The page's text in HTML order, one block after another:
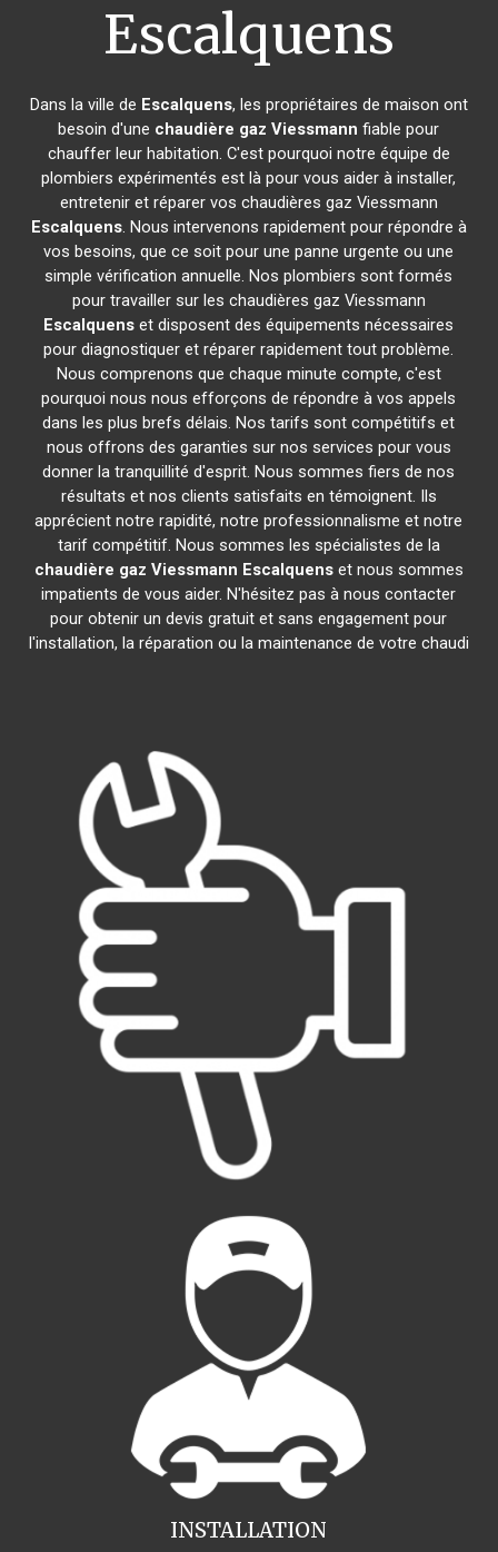
Escalquens
Dans la ville de Escalquens, les propriétaires de maison ont
besoin d'une chaudière gaz Viessmann fiable pour
chauffer leur habitation. C'est pourquoi notre équipe de
plombiers expérimentés est là pour vous aider à installer,
entretenir et réparer vos chaudières gaz Viessmann
Escalquens. Nous intervenons rapidement pour répondre à
vos besoins, que ce soit pour une panne urgente ou une
simple vérification annuelle. Nos plombiers sont formés
pour travailler sur les chaudières gaz Viessmann
Escalquens et disposent des équipements nécessaires
pour diagnostiquer et réparer rapidement tout problème.
Nous comprenons que chaque minute compte, c'est
pourquoi nous nous efforçons de répondre à vos appels
dans les plus brefs délais. Nos tarifs sont compétitifs et
nous offrons des garanties sur nos services pour vous
donner la tranquillité d'esprit. Nous sommes fiers de nos
résultats et nos clients satisfaits en témoignent. Ils
apprécient notre rapidité, notre professionnalisme et notre
tarif compétitif. Nous sommes les spécialistes de la
chaudière gaz Viessmann Escalquenset nous sommes
impatients de vous aider. N'hésitez pas à nous contacter
pour obtenir un devis gratuit et sans engagement pour
l'installation, la réparation ou la maintenance de votre chaudi
INSTALLATION